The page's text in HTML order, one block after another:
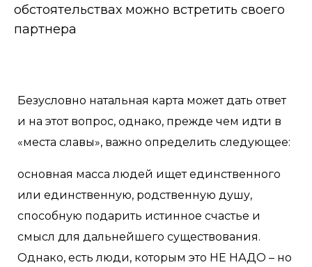
обстоятельствах можно встретить своего
партнера
Безусловно натальная карта может дать ответ
и на этот вопрос, однако, прежде чем идти в
«места славы», важно определить следующее:
основная масса людей ищет единственного
или единственную, родственную душу,
способную подарить истинное счастье и
смысл для дальнейшего существования.
Однако, есть люди, которым это НЕ НАДО – но